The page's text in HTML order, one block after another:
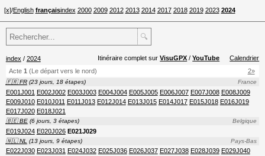
[x]/English françaisindex 2000 2009 2012 2013 2014 2017 2018 2019 2023 2024
🔍
index / 2024 Itinéraire complet surVisuGPX /YouTube
Calendrier
2»
Acte1 (Le départ vers le nord)
🇫🇷 FR France
(23 jours, 18 étapes)
E001J001 E002J002 E003J003 E004J004 E005J005 E006J007 E007J008 E008J009
E009J010 E010J011 E011J013 E012J014 E013J015 E014J017 E015J018 E016J019
E017J020 E018J021
🇧🇪 BE Belgique
(6 jours, 3 étapes)
E019J024 E020J026 E021J029
🇳🇱 NL Pays-Bas
(13 jours, 9 étapes)
E022J030 E023J031 E024J032 E025J036 E026J037 E027J038 E028J039 E029J040